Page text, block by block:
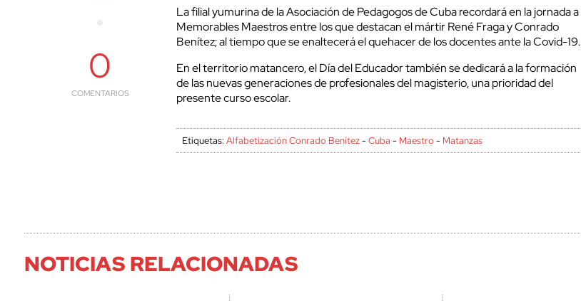
0
COMENTARIOS
La filial yumurina de la Asociación de Pedagogos de Cuba recordará en la jornada a
Memorables Maestros entre los que destacan el mártir René Fraga y Conrado
Benítez; al tiempo que se enaltecerá el quehacer de los docentes ante la Covid-19.
En el territorio matancero, el Día del Educador también se dedicará a la formación
de las nuevas generaciones de profesionales del magisterio, una prioridad del
presente curso escolar.
Etiquetas:Alfabetización Conrado Benítez-Cuba - Maestro - Matanzas
NOTICIAS RELACIONADAS